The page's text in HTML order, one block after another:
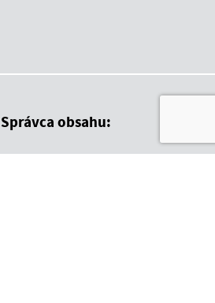
Správca obsahu:
Správca obsahu je Obec